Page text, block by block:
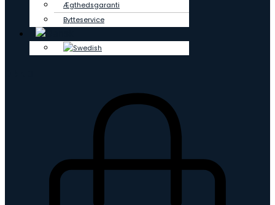
Ægthedsgaranti
Bytteservice